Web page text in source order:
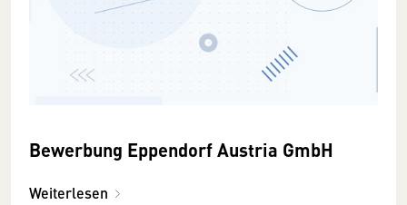
Bewerbung Eppendorf Austria GmbH
Weiterlesen